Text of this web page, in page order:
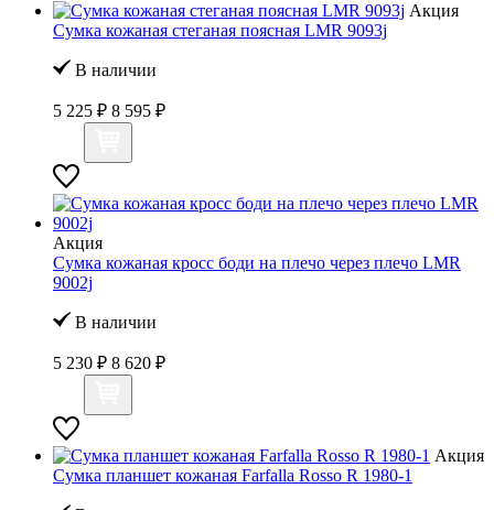
Акция
Сумка кожаная стеганая поясная LMR 9093j
В наличии
5 225 ₽ 8 595 ₽
Акция
Сумка кожаная кросс боди на плечо через плечо LMR
9002j
В наличии
5 230 ₽ 8 620 ₽
Акция
Сумка планшет кожаная Farfalla Rosso R 1980-1